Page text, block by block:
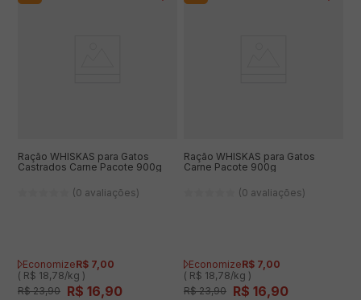
Ração WHISKAS para Gatos
Castrados Carne Pacote 900g
(0 avaliações)
EconomizeR$ 7 00
( R$ 18,78/kg )
R$ 23,90 R$ 16,90
Ração WHISKAS para Gatos
Carne Pacote 900g
(0 avaliações)
EconomizeR$ 7 00
( R$ 18,78/kg )
R$ 23,90 R$ 16,90